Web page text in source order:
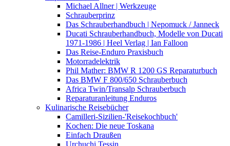
Michael Allner | Werkzeuge
Schrauberprinz
Das Schrauberhandbuch | Nepomuck / Janneck
Ducati Schrauberhandbuch, Modelle von Ducati
1971-1986 | Heel Verlag | Ian Falloon
Das Reise-Enduro Praxisbuch
Motorradelektrik
Phil Mather: BMW R 1200 GS Reparaturbuch
Das BMW F 800/650 Schrauberbuch
Africa Twin/Transalp Schrauberbuch
Reparaturanleitung Enduros
Kulinarische Reisebücher
Camilleri-Sizilien-'Reisekochbuch'
Kochen: Die neue Toskana
Einfach Draußen